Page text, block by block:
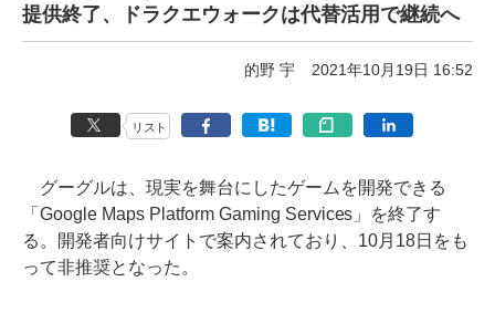
提供終了、ドラクエウォークは代替活用で継続へ
的野 宇 2021年10月19日 16:52
リスト
グーグルは、現実を舞台にしたゲームを開発できる
「Google Maps Platform Gaming Services」を終了す
る。開発者向けサイトで案内されており、10月18日をも
って非推奨となった。